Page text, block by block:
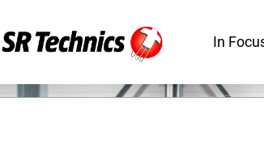
Ferienjob
Recht
Immobilien, Facility Management,